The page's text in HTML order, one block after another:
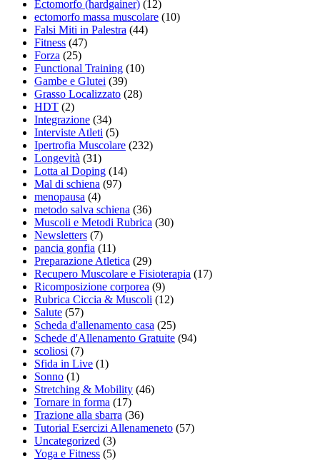
Ectomorfo (hardgainer) (12)
ectomorfo massa muscolare (10)
Falsi Miti in Palestra (44)
Fitness (47)
Forza (25)
Functional Training (10)
Gambe e Glutei (39)
Grasso Localizzato (28)
HDT (2)
Integrazione (34)
Interviste Atleti (5)
Ipertrofia Muscolare (232)
Longevità (31)
Lotta al Doping (14)
Mal di schiena (97)
menopausa (4)
metodo salva schiena (36)
Muscoli e Metodi Rubrica (30)
Newsletters (7)
pancia gonfia (11)
Preparazione Atletica (29)
Recupero Muscolare e Fisioterapia (17)
Ricomposizione corporea (9)
Rubrica Ciccia & Muscoli (12)
Salute (57)
Scheda d'allenamento casa (25)
Schede d'Allenamento Gratuite (94)
scoliosi (7)
Sfida in Live (1)
Sonno (1)
Stretching & Mobility (46)
Tornare in forma (17)
Trazione alla sbarra (36)
Tutorial Esercizi Allenameneto (57)
Uncategorized (3)
Yoga e Fitness (5)